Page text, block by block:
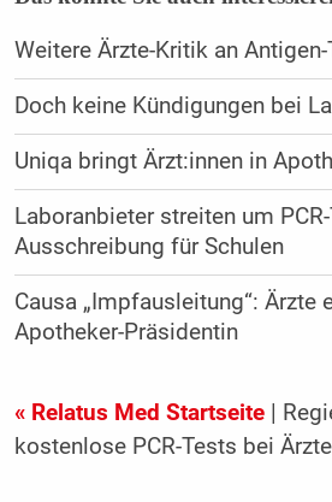
Weitere Ärzte-Kritik an
Doch keine Kündigungen bei
Uniqa bringt Ärzt:innen in
Laboranbieter streiten um
Ausschreibung für Schulen
Causa „Impfausleitung“: Ärzte
Apotheker-Präsidentin
« Relatus Med Startseite|
kostenlose PCR-Tests bei